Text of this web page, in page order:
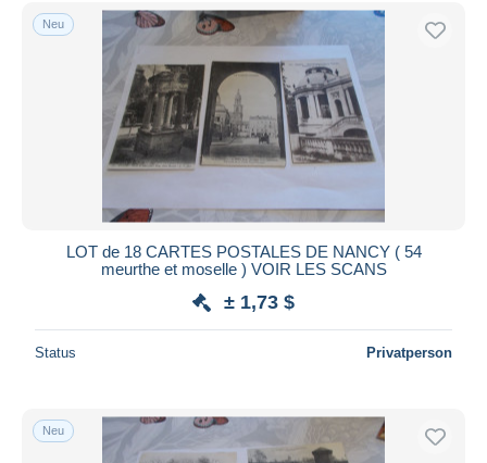
Kostenloser Versand
Zahlungsmethoden
PayPal
Banküberweisung
Visa
Bancontact
Maestro
Gesamte Auswahl aufheben
Wohnsitz des Verkäufers
Neu
LOT de 18 CARTES POSTALES DE NANCY ( 54
meurthe et moselle ) VOIR LES SCANS
± 1,73 $
Status Privatperson
Neu